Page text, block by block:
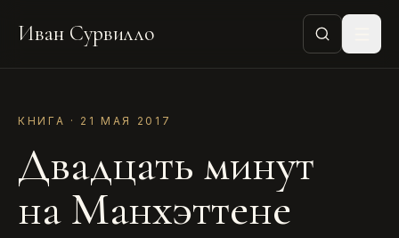
Иван Сурвилло
КНИГА · 21 МАЯ 2017
Двадцать минут
на Манхэттене